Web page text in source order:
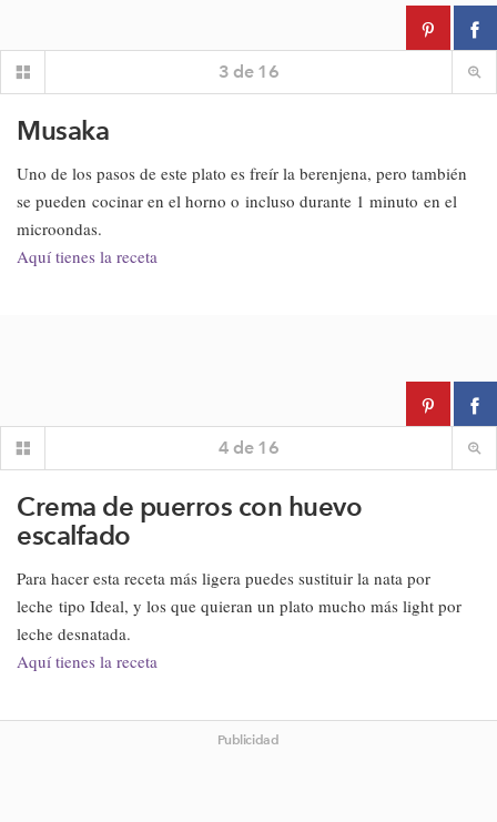
3 de 16
Musaka
Uno de los pasos de este plato es freír la berenjena, pero también
se pueden cocinar en el horno o incluso durante 1 minuto en el
microondas.
Aquí tienes la receta
4 de 16
Crema de puerros con huevo
escalfado
Para hacer esta receta más ligera puedes sustituir la nata por
leche tipo Ideal, y los que quieran un plato mucho más light por
leche desnatada.
Aquí tienes la receta
Publicidad